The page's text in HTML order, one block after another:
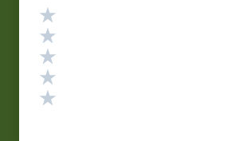
Valutazione